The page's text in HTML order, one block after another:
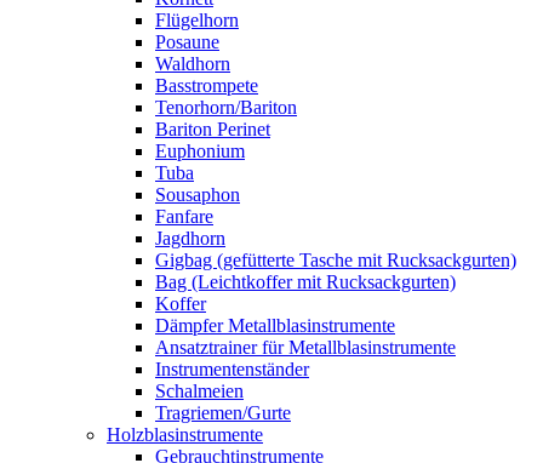
Flügelhorn
Posaune
Waldhorn
Basstrompete
Tenorhorn/Bariton
Bariton Perinet
Euphonium
Tuba
Sousaphon
Fanfare
Jagdhorn
Gigbag (gefütterte Tasche mit Rucksackgurten)
Bag (Leichtkoffer mit Rucksackgurten)
Koffer
Dämpfer Metallblasinstrumente
Ansatztrainer für Metallblasinstrumente
Instrumentenständer
Schalmeien
Tragriemen/Gurte
Holzblasinstrumente
Gebrauchtinstrumente